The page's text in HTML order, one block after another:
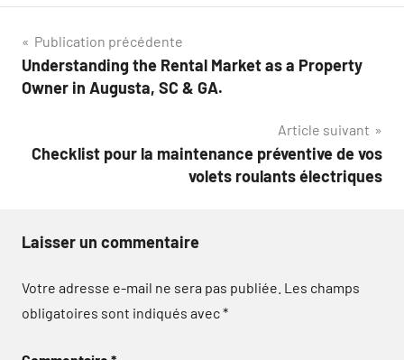
Navigation
de
Publication précédente
Understanding the Rental Market as a Property
Owner in Augusta, SC & GA.
Article suivant
Checklist pour la maintenance préventive de vos
volets roulants électriques
Laisser un commentaire
Votre adresse e-mail ne sera pas publiée. Les champs
obligatoires sont indiqués avec*